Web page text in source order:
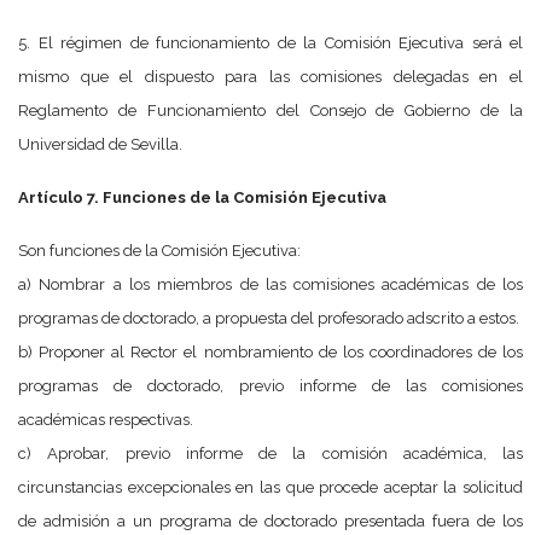
5. El régimen de funcionamiento de la Comisión Ejecutiva será el
mismo que el dispuesto para las comisiones delegadas en el
Reglamento de Funcionamiento del Consejo de Gobierno de la
Universidad de Sevilla.
Artículo 7. Funciones de la Comisión Ejecutiva
Son funciones de la Comisión Ejecutiva:
a) Nombrar a los miembros de las comisiones académicas de los
programas de doctorado, a propuesta del profesorado adscrito a estos.
b) Proponer al Rector el nombramiento de los coordinadores de los
programas de doctorado, previo informe de las comisiones
académicas respectivas.
c) Aprobar, previo informe de la comisión académica, las
circunstancias excepcionales en las que procede aceptar la solicitud
de admisión a un programa de doctorado presentada fuera de los